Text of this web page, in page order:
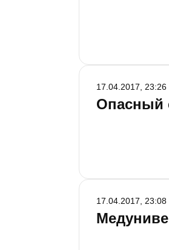
Опасный
17.04.2017, 23:26
17.04.2017, 23:08